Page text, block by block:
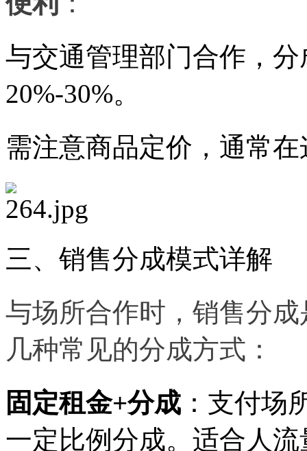
与交通管理部门合作，
20%-30%。
需注意商品定价，通常
三、销售分成模式详解
与场所合作时，销售分
几种常见的分成方式：
固定租金+分成 ：支付场
一定比例分成。适合人